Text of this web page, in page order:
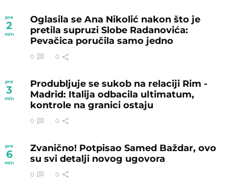
pre
2
min
Oglasila se Ana Nikolić nakon što je
pretila supruzi Slobe Radanovića:
Pevačica poručila samo jedno
0 0
pre
3
min
Produbljuje se sukob na relaciji Rim -
Madrid: Italija odbacila ultimatum,
kontrole na granici ostaju
0 0
pre
6
min
Zvanično! Potpisao Samed Baždar, ovo
su svi detalji novog ugovora
0 0